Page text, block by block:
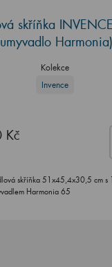
skříňka
Harmonia)
Kolekce
Invence
Kč
skříňka 51x45,4x30,5 cm s
Harmonia 65